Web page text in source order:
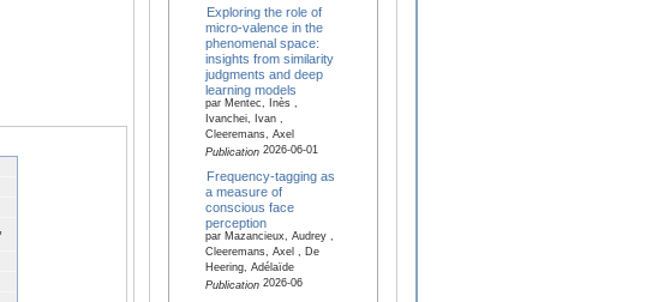
Exploring the role of
micro-valence in the
phenomenal space:
insights from similarity
judgments and deep
learning models
par Mentec, Inès ,
Ivanchei, Ivan ,
Cleeremans, Axel
Publication2026-06-01
Frequency-tagging as
a measure of
conscious face
perception
par Mazancieux, Audrey ,
Cleeremans, Axel , De
Heering, Adélaïde
Publication2026-06